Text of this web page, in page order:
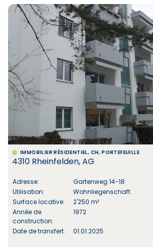
IMMOBILIER RÉSIDENTIEL, CH, PORTEFEUILLE
4310 Rheinfelden, AG
Adresse:
Gartenweg 14-18
Utilisation:
Wohnliegenschaft
Surface locative:
2'250 m²
Année de
construction:
1972
Date de transfert: 01.01.2025